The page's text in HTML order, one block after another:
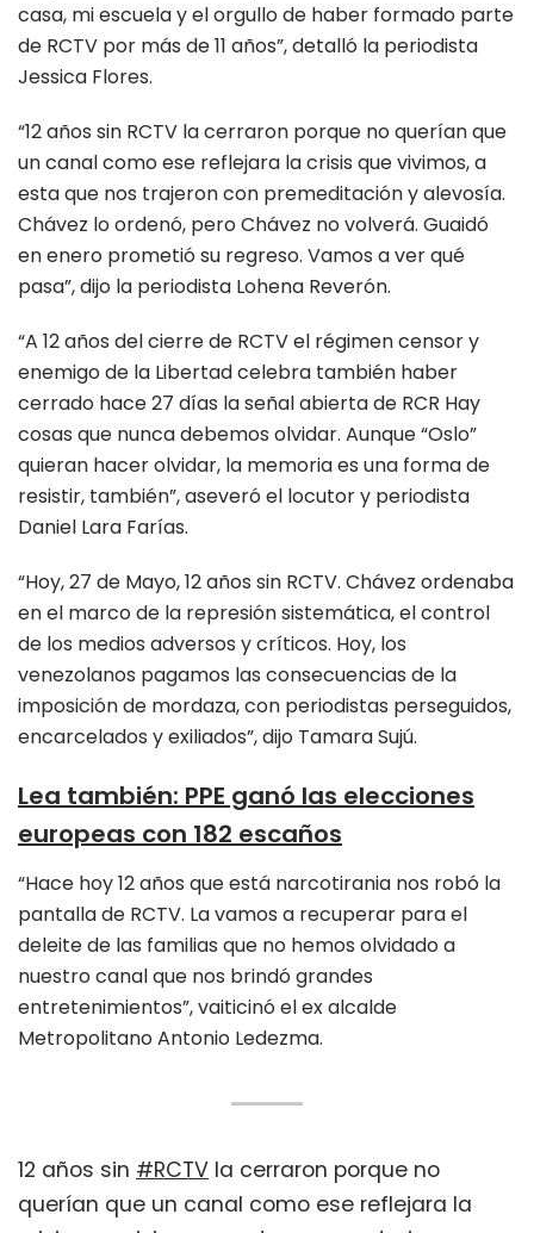
casa, mi escuela y el orgullo de haber formado parte
de RCTV por más de 11 años”, detalló la periodista
Jessica Flores.
“12 años sin RCTV la cerraron porque no querían que
un canal como ese reflejara la crisis que vivimos, a
esta que nos trajeron con premeditación y alevosía.
Chávez lo ordenó, pero Chávez no volverá. Guaidó
en enero prometió su regreso. Vamos a ver qué
pasa”, dijo la periodista Lohena Reverón.
“A 12 años del cierre de RCTV el régimen censor y
enemigo de la Libertad celebra también haber
cerrado hace 27 días la señal abierta de RCR Hay
cosas que nunca debemos olvidar. Aunque “Oslo”
quieran hacer olvidar, la memoria es una forma de
resistir, también”, aseveró el locutor y periodista
Daniel Lara Farías.
“Hoy, 27 de Mayo, 12 años sin RCTV. Chávez ordenaba
en el marco de la represión sistemática, el control
de los medios adversos y críticos. Hoy, los
venezolanos pagamos las consecuencias de la
imposición de mordaza, con periodistas perseguidos,
encarcelados y exiliados”, dijo Tamara Sujú.
Lea también: PPE ganó las elecciones
europeas con 182 escaños
“Hace hoy 12 años que está narcotirania nos robó la
pantalla de RCTV. La vamos a recuperar para el
deleite de las familias que no hemos olvidado a
nuestro canal que nos brindó grandes
entretenimientos”, vaiticinó el ex alcalde
Metropolitano Antonio Ledezma.
12 años sin #RCTV la cerraron porque no
querían que un canal como ese reflejara la